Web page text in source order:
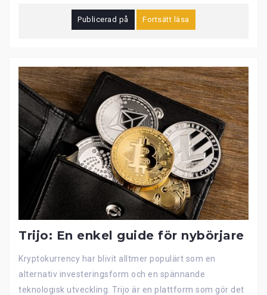
Publicerad på Fortsätt läsa
Trijo: En enkel guide för nybörjare
Kryptokurrency har blivit alltmer populärt som en
alternativ investeringsform och en spännande
teknologisk utveckling. Trijo är en plattform som gör det